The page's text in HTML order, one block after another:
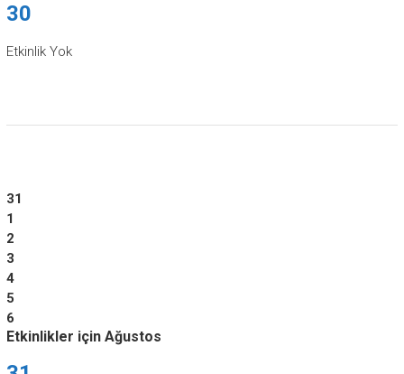
30
Etkinlik Yok
31
1
2
3
4
5
6
Etkinlikler için Ağustos